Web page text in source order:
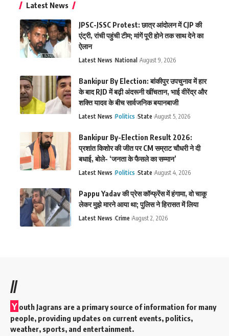
Latest News
JPSC-JSSC Protest: छात्र आंदोलन में CJP की
एंट्री, रांची पहुंची टीम; मांगें पूरी होने तक साथ देने का
ऐलान
Latest News National August 9, 2026
Bankipur By Election: बांकीपुर उपचुनाव में हार
के बाद RJD में बढ़ी अंदरूनी खींचतान, भाई वीरेंद्र और
शक्ति यादव के बीच सार्वजनिक बयानबाजी
Latest News Politics State August 5, 2026
Bankipur By-Election Result 2026:
प्रशांत किशोर की जीत पर CM सम्राट चौधरी ने दी
बधाई, बोले- ‘जनता के फैसले का सम्मान’
Latest News Politics State August 4, 2026
Pappu Yadav की प्रेस कॉन्फ्रेंस में हंगामा, वो चाकू
लेकर मुझे मारने आया था; पुलिस ने हिरासत में लिया
Latest News Crime August 2, 2026
//
Y outh Jagrans are a primary source of information for many
people, providing updates on current events, politics,
weather, sports, and entertainment.